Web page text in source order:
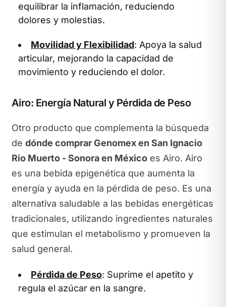
equilibrar la inflamación, reduciendo
dolores y molestias.
Movilidad y Flexibilidad: Apoya la salud
articular, mejorando la capacidad de
movimiento y reduciendo el dolor.
Airo: Energía Natural y Pérdida de Peso
Otro producto que complementa la búsqueda
de dónde comprar Genomex en San Ignacio
Rio Muerto - Sonora en Méxicoes Airo. Airo
es una bebida epigenética que aumenta la
energía y ayuda en la pérdida de peso. Es una
alternativa saludable a las bebidas energéticas
tradicionales, utilizando ingredientes naturales
que estimulan el metabolismo y promueven la
salud general.
Pérdida de Peso: Suprime el apetito y
regula el azúcar en la sangre.